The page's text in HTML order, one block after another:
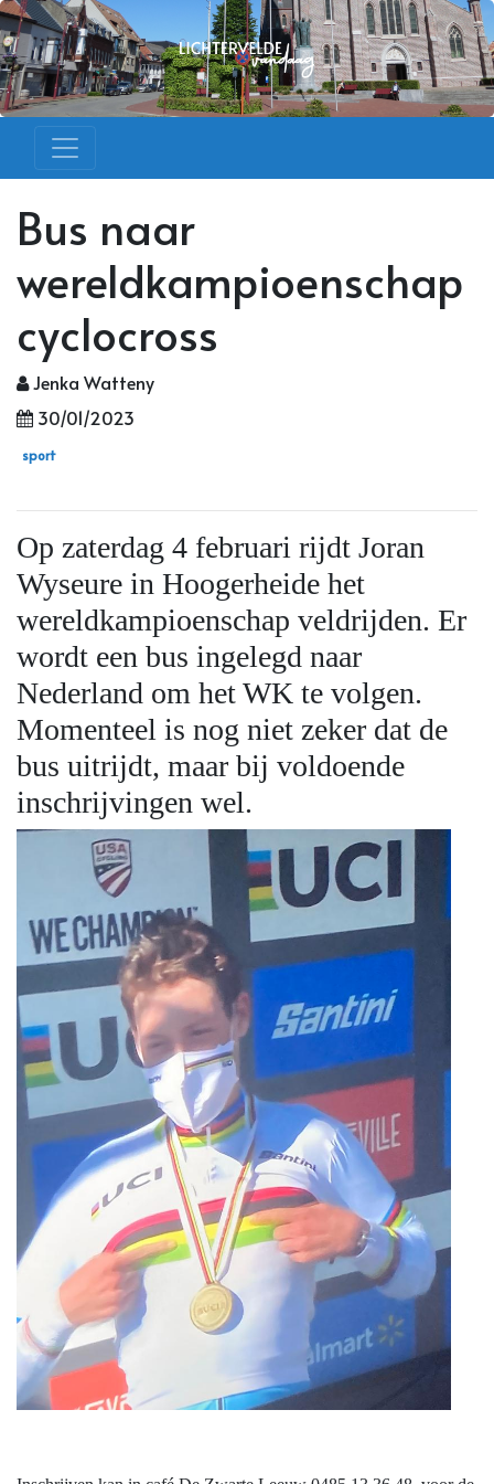
Bus naar
wereldkampioenschap
cyclocross
Jenka Watteny
30/01/2023
sport
Op zaterdag 4 februari rijdt Joran
Wyseure in Hoogerheide het
wereldkampioenschap veldrijden. Er
wordt een bus ingelegd naar
Nederland om het WK te volgen.
Momenteel is nog niet zeker dat de
bus uitrijdt, maar bij voldoende
inschrijvingen wel.